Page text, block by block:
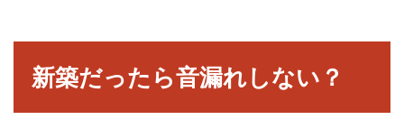
新築だったら音漏れしない？